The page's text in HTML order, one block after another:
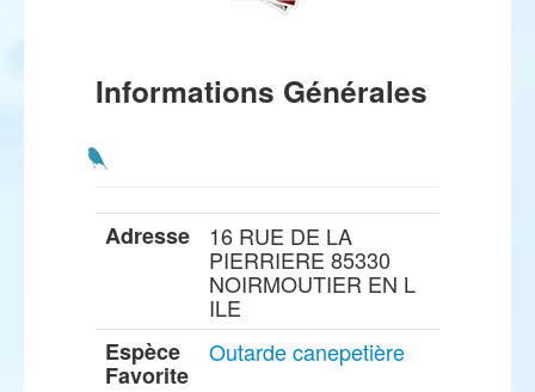
Informations Générales
Adresse 16 RUE DE LA
PIERRIERE 85330
NOIRMOUTIER EN L
ILE
Espèce
Favorite
Outarde canepetière